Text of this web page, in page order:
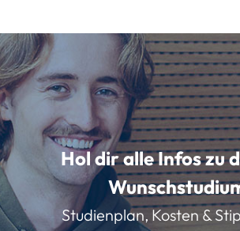
Hol dir alle Infos zu
Studienplan, Kosten &